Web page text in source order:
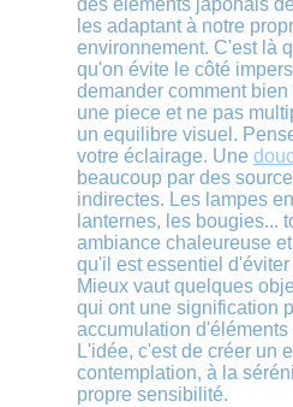
des éléments japonais
les adaptant à notre
environnement. C'est là
qu'on évite le côté
demander comment
une piece et ne pas
un equilibre visuel.
votre éclairage. Une
beaucoup par des
indirectes. Les lampes
lanternes, les bougies...
ambiance chaleureuse
qu'il est essentiel
Mieux vaut quelques
qui ont une signification
accumulation
L'idée, c'est de créer un
contemplation, à la
propre sensibilité.